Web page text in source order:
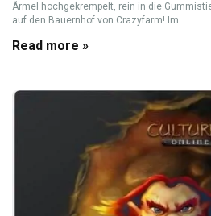
Ärmel hochgekrempelt, rein in die
auf den Bauernhof von Crazyfarm! Im ...
Read more »